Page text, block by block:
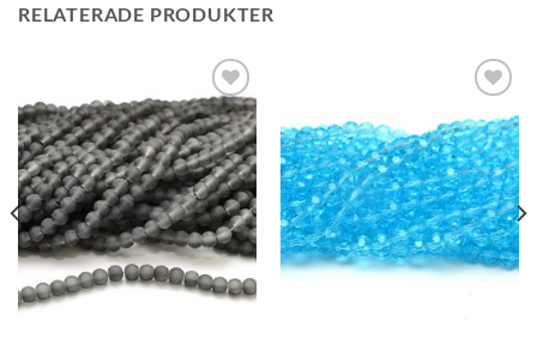
RELATERADE PRODUKTER
Lägg
till i
önskelistan
Lägg
till i
önskelistan